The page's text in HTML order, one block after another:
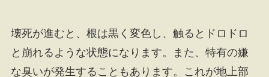
壊死が進むと、根は黒く変色し、触るとドロドロ
と崩れるような状態になります。また、特有の嫌
な臭いが発生することもあります。これが地上部